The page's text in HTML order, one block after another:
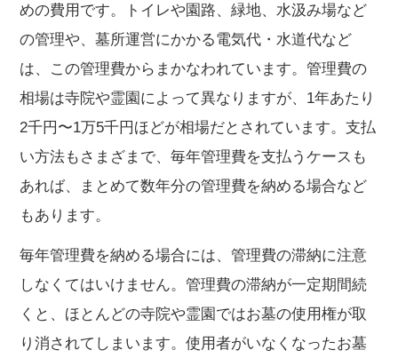
めの費用です。トイレや園路、緑地、水汲み場など
の管理や、墓所運営にかかる電気代・水道代など
は、この管理費からまかなわれています。管理費の
相場は寺院や霊園によって異なりますが、1年あたり
2千円〜1万5千円ほどが相場だとされています。支払
い方法もさまざまで、毎年管理費を支払うケースも
あれば、まとめて数年分の管理費を納める場合など
もあります。
毎年管理費を納める場合には、管理費の滞納に注意
しなくてはいけません。管理費の滞納が一定期間続
くと、ほとんどの寺院や霊園ではお墓の使用権が取
り消されてしまいます。使用者がいなくなったお墓